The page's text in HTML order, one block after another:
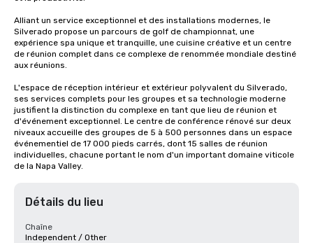
Alliant un service exceptionnel et des installations modernes, le
Silverado propose un parcours de golf de championnat, une
expérience spa unique et tranquille, une cuisine créative et un centre
de réunion complet dans ce complexe de renommée mondiale destiné
aux réunions.
L'espace de réception intérieur et extérieur polyvalent du Silverado,
ses services complets pour les groupes et sa technologie moderne
justifient la distinction du complexe en tant que lieu de réunion et
d'événement exceptionnel. Le centre de conférence rénové sur deux
niveaux accueille des groupes de 5 à 500 personnes dans un espace
événementiel de 17 000 pieds carrés, dont 15 salles de réunion
individuelles, chacune portant le nom d'un important domaine viticole
de la Napa Valley.
Détails du lieu
Chaîne
Independent / Other